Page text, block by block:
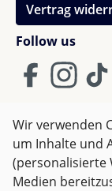
Bestell-
Wir bestellen
Es wird per
sich bei dir,
Der Transport
nicht in der
wird von dir
Follow us
Vertrag
AGB
Wir verwenden
um Inhalte und
(personalisierte
Medien